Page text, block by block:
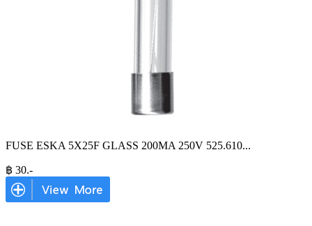
FUSE ESKA 5X25F GLASS 200MA 250V 525.610...
฿ 30.-